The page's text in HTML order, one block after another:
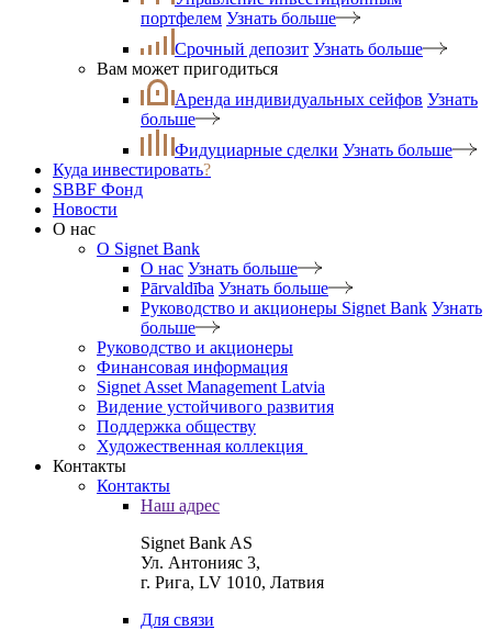
портфелем Узнать больше
Срочный депозит Узнать больше
Вам может пригодиться
Аренда индивидуальных сейфов Узнать
больше
Фидуциарные сделки Узнать больше
Куда инвестировать?
SBBF Фонд
Новости
О нас
O Signet Bank
О нас Узнать больше
Pārvaldība Узнать больше
Руководство и акционеры Signet Bank Узнать
больше
Руководство и акционеры
Финансовая информация
Signet Asset Management Latvia
Видение устойчивого развития
Поддержка обществу
Художественная коллекция
Контакты
Контакты
Наш адрес
Signet Bank AS
Ул. Антонияс 3,
г. Рига, LV 1010, Латвия
Для связи